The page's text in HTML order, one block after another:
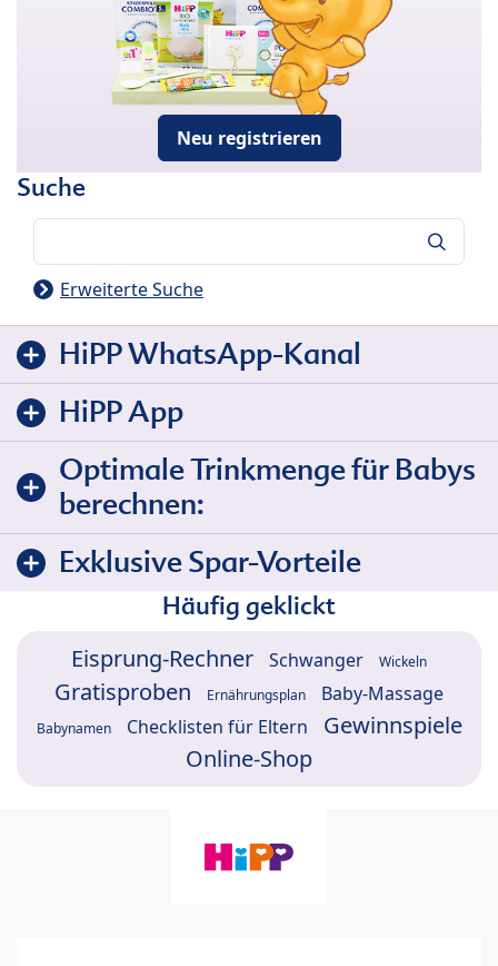
Neu registrieren
Suche
Erweiterte Suche
HiPP WhatsApp-Kanal
HiPP App
Optimale Trinkmenge für Babys
berechnen:
Exklusive Spar-Vorteile
Häufig geklickt
Eisprung-Rechner Schwanger Wickeln
Gratisproben Ernährungsplan Baby-Massage
Babynamen Checklisten für Eltern
Gewinnspiele
Online-Shop